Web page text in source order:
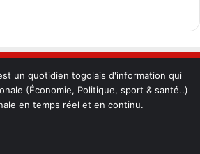
un quotidien togolais d'information qui
(Économie, Politique, sport & santé..)
en temps réel et en continu.